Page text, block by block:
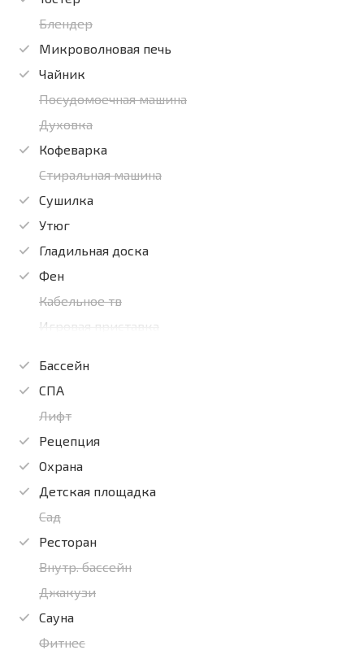
Блендер
Микроволновая печь
Чайник
Посудомоечная машина
Духовка
Кофеварка
Стиральная машина
Сушилка
Утюг
Гладильная доска
Фен
Кабельное тв
Игровая приставка
Бассейн
СПА
Лифт
Рецепция
Охрана
Детская площадка
Сад
Ресторан
Внутр. бассейн
Джакузи
Сауна
Фитнес